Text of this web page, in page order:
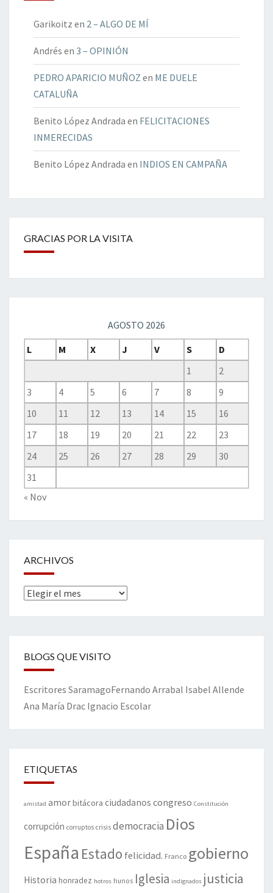
Garikoitz en 2 – ALGO DE MÍ
Andrés en 3 – OPINIÓN
PEDRO APARICIO MUÑOZ en ME DUELE
CATALUÑA
Benito López Andrada en FELICITACIONES
INMERECIDAS
Benito López Andrada en INDIOS EN CAMPAÑA
GRACIAS POR LA VISITA
AGOSTO 2026
L
M X J V S
D
1
2
3
4 5 6 7 8
9
10
11 12 13 14 15
16
17
18 19 20 21 22
23
24
25 26 27 28 29
30
31
« Nov
ARCHIVOS
Archivos
BLOGS QUE VISITO
Escritores SaramagoFernando Arrabal Isabel Allende
Ana María Drac Ignacio Escolar
ETIQUETAS
amistad amorbitácora ciudadanos congreso Constitución
corrupción corruptos crisis democracia Dios
España Estado felicidad. Franco gobierno
Historia honradez hotros hunos Iglesia indignados justicia